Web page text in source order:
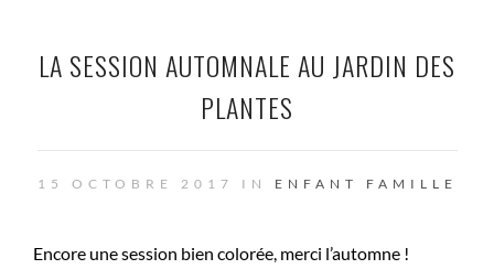
LA SESSION AUTOMNALE AU JARDIN DES
PLANTES
15 OCTOBRE 2017 IN ENFANT FAMILLE
Encore une session bien colorée, merci l’automne !